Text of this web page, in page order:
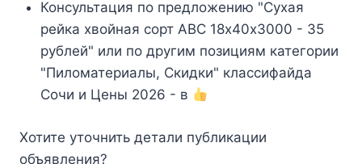
Консультация по предложению "Сухая
рейка хвойная сорт АВС 18х40х3000 - 35
рублей" или по другим позициям категории
"Пиломатериалы, Скидки" классифайда
Сочи и Цены 2026 - в
Хотите уточнить детали публикации
объявления?